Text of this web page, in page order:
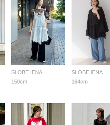
SLOBE IENA
150cm
SLOBE IENA
164cm